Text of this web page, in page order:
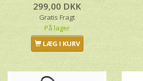
299,00 DKK
Gratis Fragt
På lager
LÆG I KURV